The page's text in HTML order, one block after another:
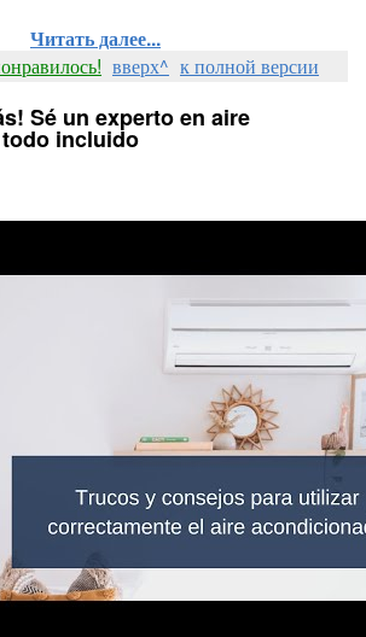
Читать далее...
вверх^ к полной версии
Sé un experto en aire
incluido